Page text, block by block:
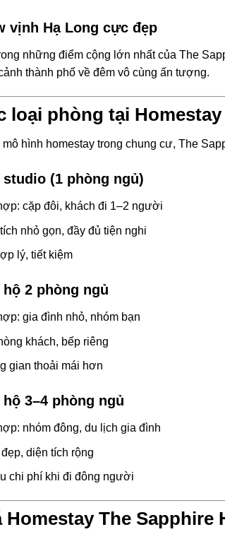
vịnh Hạ Long cực đẹp
những điểm cộng lớn nhất của The
thành phố về đêm vô cùng ấn tượng.
loại phòng tại
mô hình homestay trong chung cư, The
studio (1 phòng ngủ)
cặp đôi, khách đi 1–2 người
nhỏ gọn, đầy đủ tiện nghi
lý, tiết kiệm
hộ 2 phòng ngủ
gia đình nhỏ, nhóm bạn
khách, bếp riêng
gian thoải mái hơn
hộ 3–4 phòng ngủ
nhóm đông, du lịch gia đình
diện tích rộng
chi phí khi đi đông người
Homestay The Sapphire